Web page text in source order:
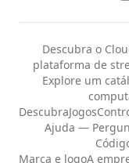
Descubra o
plataforma de
Explore um
DescubraJogos
Ajuda —
Marca e logoA